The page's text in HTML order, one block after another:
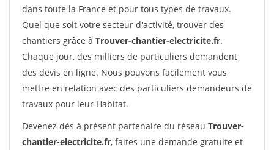
dans toute la France et pour tous types de travaux.
Quel que soit votre secteur d'activité, trouver des
chantiers grâce à Trouver-chantier-electricite.fr.
Chaque jour, des milliers de particuliers demandent
des devis en ligne. Nous pouvons facilement vous
mettre en relation avec des particuliers demandeurs de
travaux pour leur Habitat.
Devenez dès à présent partenaire du réseau Trouver-
chantier-electricite.fr, faites une demande gratuite et